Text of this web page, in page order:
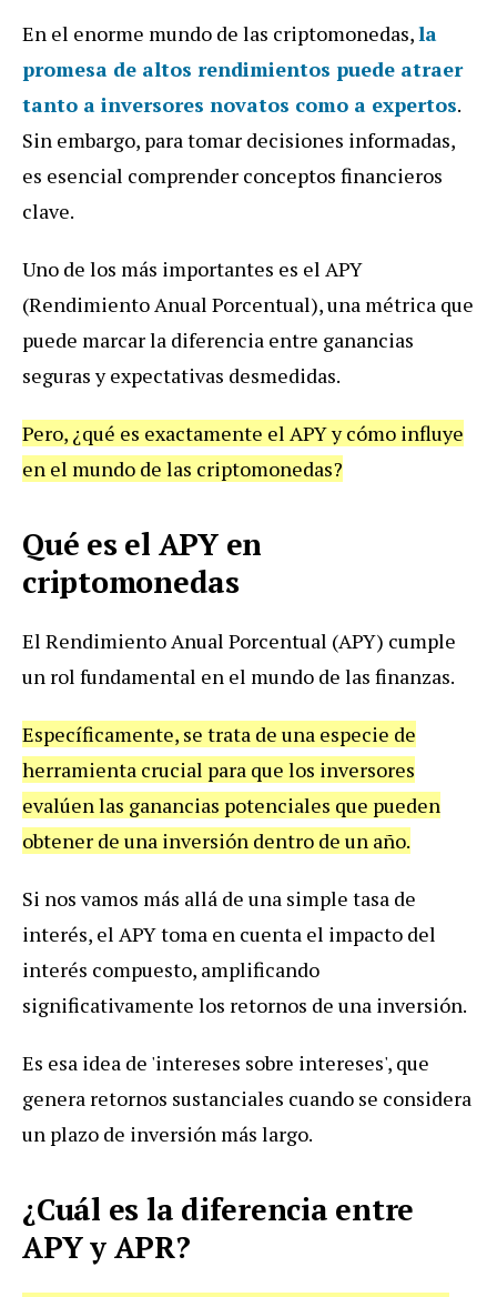
En el enorme mundo de las criptomonedas,la
promesa de altos rendimientos puede atraer
tanto a inversores novatos como a expertos.
Sin embargo, para tomar decisiones informadas,
es esencial comprender conceptos financieros
clave.
Uno de los más importantes es el APY
(Rendimiento Anual Porcentual), una métrica que
puede marcar la diferencia entre ganancias
seguras y expectativas desmedidas.
Pero, ¿qué es exactamente el APY y cómo influye
en el mundo de las criptomonedas?
Qué es el APY en
criptomonedas
El Rendimiento Anual Porcentual (APY) cumple
un rol fundamental en el mundo de las finanzas.
Específicamente, se trata de una especie de
herramienta crucial para que los inversores
evalúen las ganancias potenciales que pueden
obtener de una inversión dentro de un año.
Si nos vamos más allá de una simple tasa de
interés, el APY toma en cuenta el impacto del
interés compuesto, amplificando
significativamente los retornos de una inversión.
Es esa idea de 'intereses sobre intereses', que
genera retornos sustanciales cuando se considera
un plazo de inversión más largo.
¿Cuál es la diferencia entre
APY y APR?